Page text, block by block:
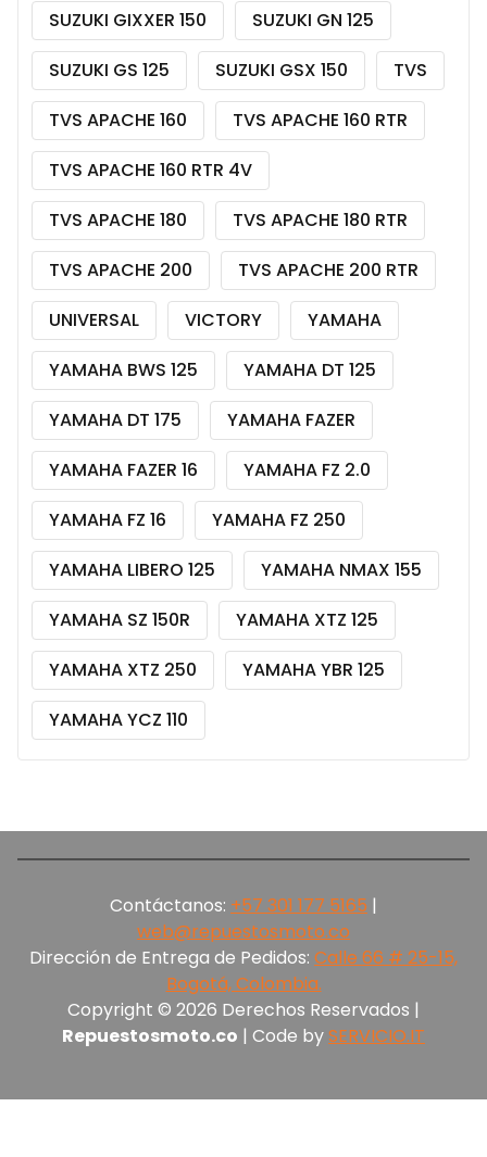
SUZUKI GIXXER 150
SUZUKI GN 125
SUZUKI GS 125
SUZUKI GSX 150
TVS
TVS APACHE 160
TVS APACHE 160 RTR
TVS APACHE 160 RTR 4V
TVS APACHE 180
TVS APACHE 180 RTR
TVS APACHE 200
TVS APACHE 200 RTR
UNIVERSAL
VICTORY
YAMAHA
YAMAHA BWS 125
YAMAHA DT 125
YAMAHA DT 175
YAMAHA FAZER
YAMAHA FAZER 16
YAMAHA FZ 2.0
YAMAHA FZ 16
YAMAHA FZ 250
YAMAHA LIBERO 125
YAMAHA NMAX 155
YAMAHA SZ 150R
YAMAHA XTZ 125
YAMAHA XTZ 250
YAMAHA YBR 125
YAMAHA YCZ 110
Contáctanos: +57 301 177 5165‬ |
web@repuestosmoto.co
Dirección de Entrega de Pedidos: Calle 66 # 25-15,
Bogotá, Colombia.
Copyright © 2026 Derechos Reservados |
Repuestosmoto.co | Code bySERVICIO.IT